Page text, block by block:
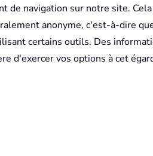
de navigation sur notre site.
anonyme, c'est-à-dire
certains outils. Des
d'exercer vos options à cet